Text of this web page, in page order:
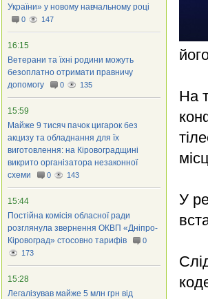
На
У
України» у новому навчальному році
0 147
16:15
Ветерани та їхні родини можуть
безоплатно отримати правничу
допомогу
0 135
15:59
Майже 9 тисяч пачок цигарок без
акцизу та обладнання для їх
виготовлення: на Кіровоградщині
викрито організатора незаконної
схеми
0 143
15:44
Постійна комісія обласної ради
розглянула звернення ОКВП «Дніпро-
Кіровоград» стосовно тарифів
0
173
15:28
Легалізував майже 5 млн грн від